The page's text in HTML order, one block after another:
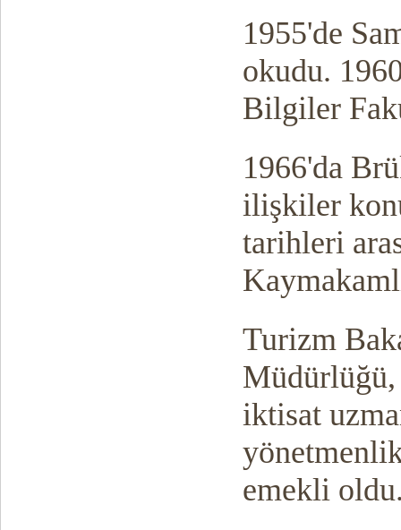
1955'de
okudu.
Bilgiler
1966'da
ilişkiler
tarihleri
Turizm
iktisat
emekli